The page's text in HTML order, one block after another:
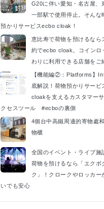
G20に伴い愛知・名古屋、
一部駅で使用停止。そんな
預かりサービスecbo cloak！
恵比寿で荷物を預けるなら
約でecbo cloak。コインロ
わりに利用できる店舗をご
【機能編②：Platforms】
底解説！荷物預かりサービ
cloakを支えるカスタマー
クセスツール #ecboの裏側
4個台中高鐵周邊的寄物處
物櫃
全国のイベント・ライブ施
荷物を預けるなら「エクボ
ク」！クロークやロッカー
いでも安心